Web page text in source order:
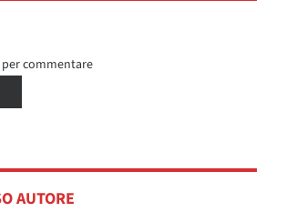
commentare
AUTORE